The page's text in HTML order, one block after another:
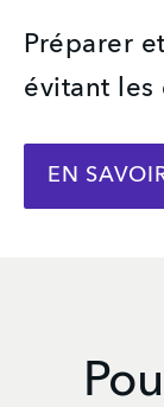
Préparer
évitant les
EN